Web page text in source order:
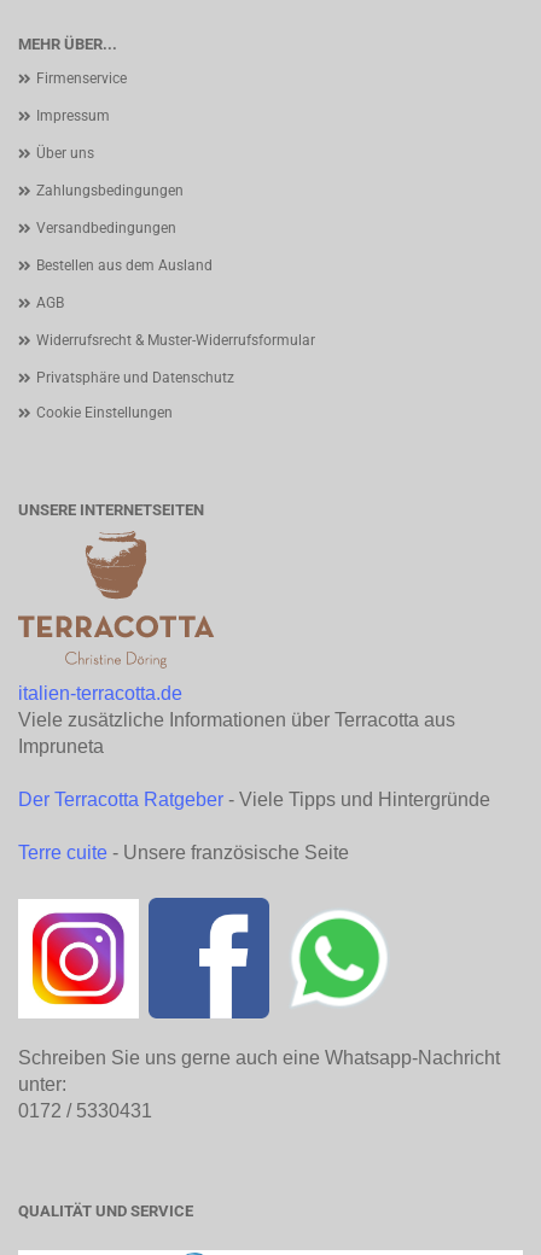
MEHR ÜBER...
Firmenservice
Impressum
Über uns
Zahlungsbedingungen
Versandbedingungen
Bestellen aus dem Ausland
AGB
Widerrufsrecht & Muster-Widerrufsformular
Privatsphäre und Datenschutz
Cookie Einstellungen
UNSERE INTERNETSEITEN
italien-terracotta.de
Viele zusätzliche Informationen über Terracotta aus
Impruneta
Der Terracotta Ratgeber - Viele Tipps und Hintergründe
Terre cuite - Unsere französische Seite
Schreiben Sie uns gerne auch eine Whatsapp-Nachricht
unter:
0172 / 5330431
QUALITÄT UND SERVICE